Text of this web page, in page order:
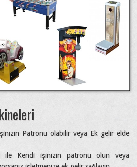
işinizin Patronu olabilir veya Ek gelir elde
ile Kendi işinizin patronu olun veya